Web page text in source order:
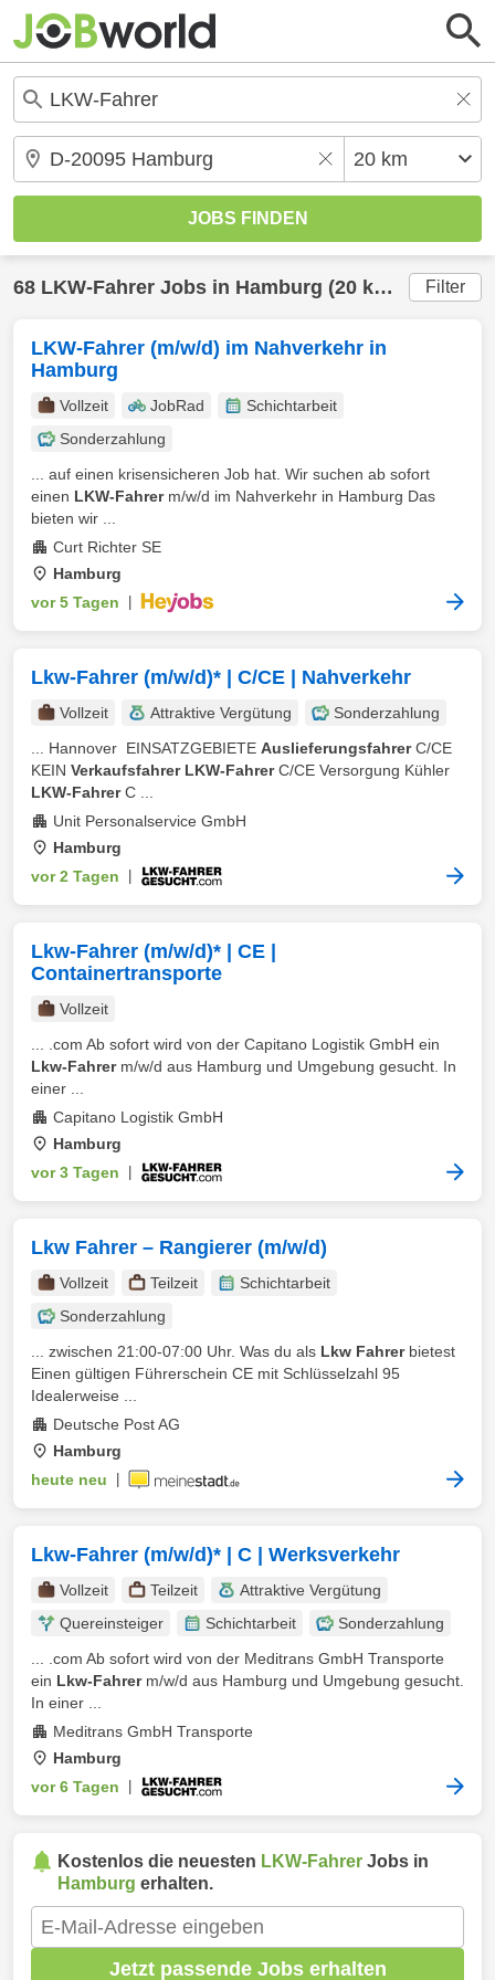
68 LKW-Fahrer Jobs in Hamburg (20 km) gefunden Filter
LKW-Fahrer (m/w/d) im Nahverkehr in
Hamburg
Vollzeit JobRad
Schichtarbeit
Sonderzahlung
... auf einen krisensicheren Job hat. Wir suchen ab sofort
einen LKW-Fahrerm/w/d im Nahverkehr in Hamburg Das
bieten wir ...
Curt Richter SE
Hamburg
vor 5 Tagen
Lkw-Fahrer (m/w/d)* | C/CE | Nahverkehr
Vollzeit Attraktive Vergütung
Sonderzahlung
... Hannover ️ EINSATZGEBIETE AuslieferungsfahrerC/CE
KEIN Verkaufsfahrer LKW-FahrerC/CE Versorgung Kühler
LKW-FahrerC ...
Unit Personalservice GmbH
Hamburg
vor 2 Tagen
Lkw-Fahrer (m/w/d)* | CE |
Containertransporte
Vollzeit
... .com Ab sofort wird von der Capitano Logistik GmbH ein
Lkw-Fahrerm/w/d aus Hamburg und Umgebung gesucht. In
einer ...
Capitano Logistik GmbH
Hamburg
vor 3 Tagen
Lkw Fahrer – Rangierer (m/w/d)
Vollzeit Teilzeit
Schichtarbeit
Sonderzahlung
... zwischen 21:00-07:00 Uhr. Was du als Lkw Fahrerbietest
Einen gültigen Führerschein CE mit Schlüsselzahl 95
Idealerweise ...
Deutsche Post AG
Hamburg
heute neu
Lkw-Fahrer (m/w/d)* | C | Werksverkehr
Vollzeit Teilzeit
Attraktive Vergütung
Quereinsteiger
Schichtarbeit
Sonderzahlung
... .com Ab sofort wird von der Meditrans GmbH Transporte
ein Lkw-Fahrerm/w/d aus Hamburg und Umgebung gesucht.
In einer ...
Meditrans GmbH Transporte
Hamburg
vor 6 Tagen
Kostenlos die neuesten LKW-Fahrer Jobs in
Hamburg erhalten.
Jetzt passende Jobs erhalten